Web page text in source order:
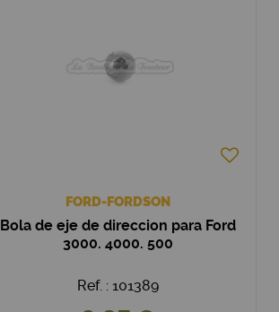
FORD-FORDSON
Bola de eje de direccion para Ford
3000. 4000. 500
Ref. : 101389